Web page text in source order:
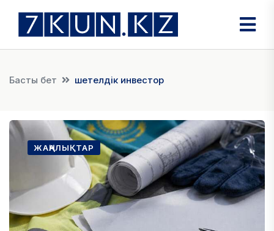
Басты бет шетелдік инвестор
ЖАҢАЛЫҚТАР